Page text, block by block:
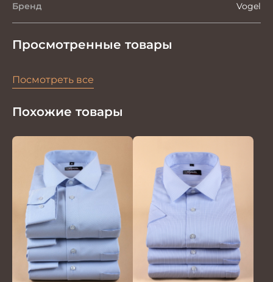
Бренд Vogel
Просмотренные товары
Посмотреть все
Похожие товары